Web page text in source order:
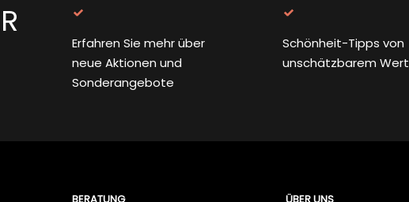
Erfahren Sie mehr über
neue Aktionen und
Sonderangebote
Schönheit-Tipps von
unschätzbarem Wert